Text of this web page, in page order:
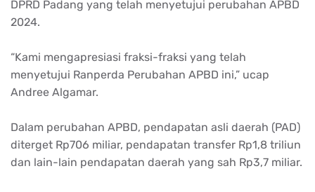
DPRD Padang yang telah menyetujui perubahan APBD
2024.
“Kami mengapresiasi fraksi-fraksi yang telah
menyetujui Ranperda Perubahan APBD ini,” ucap
Andree Algamar.
Dalam perubahan APBD, pendapatan asli daerah (PAD)
diterget Rp706 miliar, pendapatan transfer Rp1,8 triliun
dan lain-lain pendapatan daerah yang sah Rp3,7 miliar.